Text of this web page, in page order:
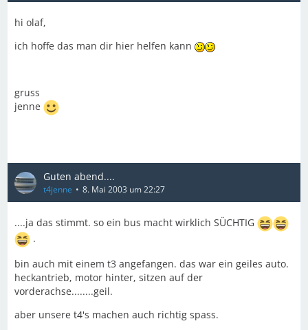
hi olaf,
ich hoffe das man dir hier helfen kann
gruss
jenne
Guten abend....
t4jenne 8. Mai 2003 um 22:27
....ja das stimmt. so ein bus macht wirklich SÜCHTIG
.
bin auch mit einem t3 angefangen. das war ein geiles auto.
heckantrieb, motor hinter, sitzen auf der
vorderachse........geil.
aber unsere t4's machen auch richtig spass.